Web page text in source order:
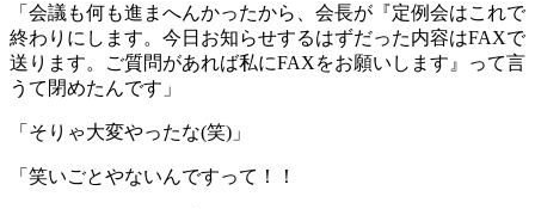
「会議も何も進まへんかったから、会長が『定例会はこれで
終わりにします。今日お知らせするはずだった内容はFAXで
送ります。ご質問があれば私にFAXをお願いします』って言
うて閉めたんです」
「そりゃ大変やったな(笑)」
「笑いごとやないんですって！！